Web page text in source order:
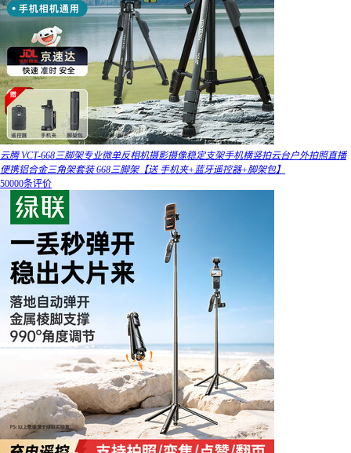
云腾 VCT-668三脚架专业微单反相机摄影摄像稳定支架手机横竖拍云台户外拍照直播
便携铝合金三角架套装 668三脚架【送 手机夹+蓝牙遥控器+脚架包】
50000条评价